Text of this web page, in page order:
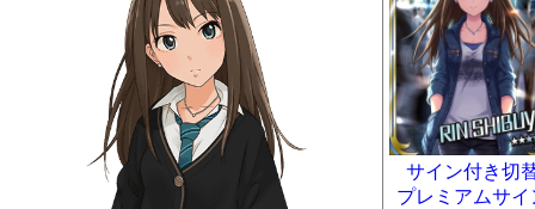
サイン付き切
プレミアムサイ